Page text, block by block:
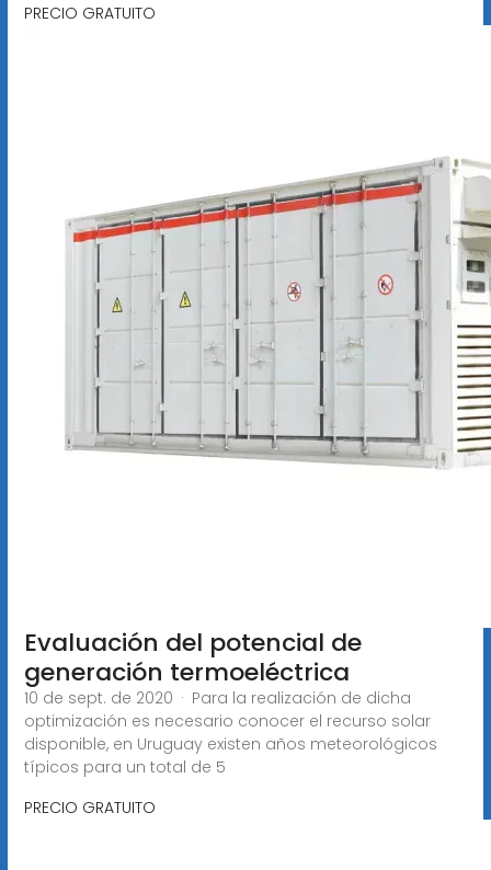
PRECIO GRATUITO
Evaluación del potencial de
generación termoeléctrica
10 de sept. de 2020 · Para la realización de dicha
optimización es necesario conocer el recurso solar
disponible, en Uruguay existen años meteorológicos
típicos para un total de 5
PRECIO GRATUITO